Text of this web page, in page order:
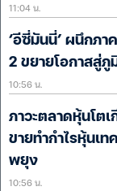
11:04 น.
‘อีซี่มันนี่’ ผนึกภ
2 ขยายโอกาสสู่ภู
10:56 น.
ภาวะตลาดหุ้นโตเ
ขายทำกำไรหุ้นเ
พยุง
10:56 น.